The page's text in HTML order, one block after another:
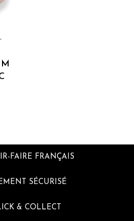
FAIRE FRANÇAIS
SÉCURISÉ
& COLLECT